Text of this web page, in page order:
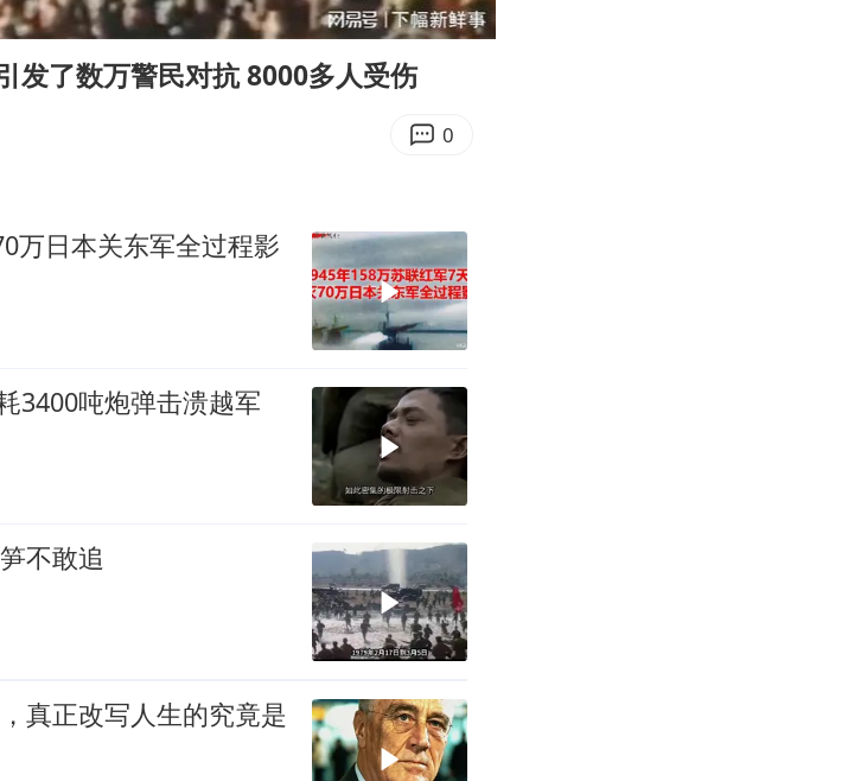
后人气爆棚
千万市值蒸发
03:38
Enter
发了数万警民对抗 8000多人受伤
0
万日本关东军全过程影
3400吨炮弹击溃越军
不敢追
真正改写人生的究竟是